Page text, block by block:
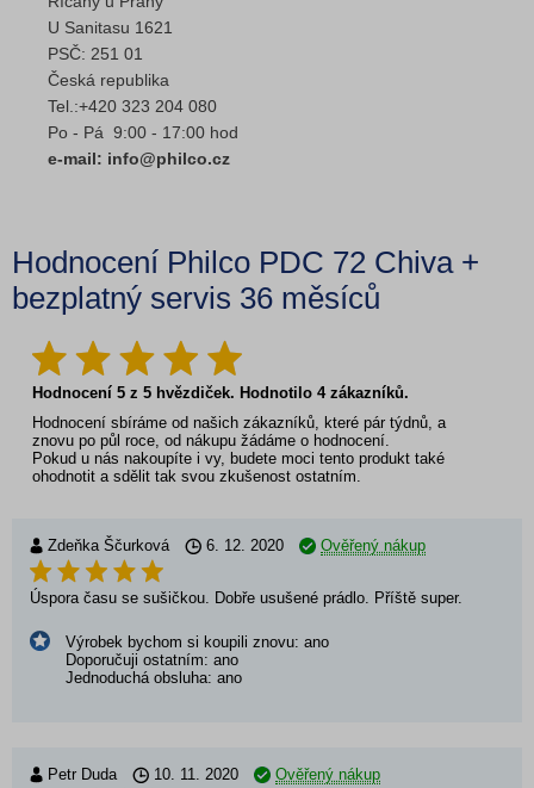
U Sanitasu 1621
PSČ: 251 01
Česká republika
Tel.:+420 323 204 080
Po - Pá 9:00 - 17:00 hod
e-mail: info@philco.cz
Hodnocení Philco PDC 72 Chiva +
bezplatný servis 36 měsíců
Hodnocení 5 z 5 hvězdiček. Hodnotilo 4zákazníků.
Hodnocení sbíráme od našich zákazníků, které pár týdnů, a
znovu po půl roce, od nákupu žádáme o hodnocení.
Pokud u nás nakoupíte i vy, budete moci tento produkt také
ohodnotit a sdělit tak svou zkušenost ostatním.
Zdeňka Ščurková 6. 12. 2020 Ověřený nákup
Úspora času se sušičkou. Dobře usušené prádlo. Příště super.
Výrobek bychom si koupili znovu: ano
Doporučuji ostatním: ano
Jednoduchá obsluha: ano
Petr Duda 10. 11. 2020 Ověřený nákup